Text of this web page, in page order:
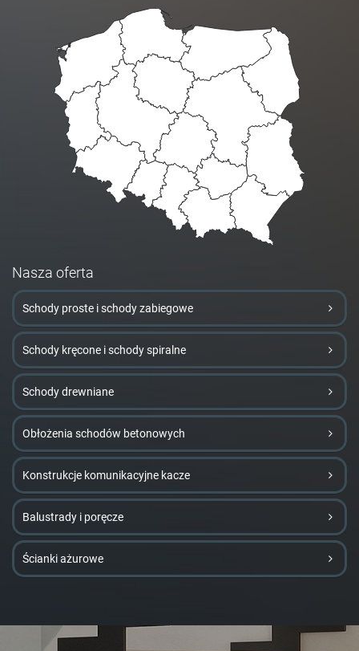
Nasza oferta
Schody proste i schody zabiegowe
Schody kręcone i schody spiralne
Schody drewniane
Obłożenia schodów betonowych
Konstrukcje komunikacyjne kacze
Balustrady i poręcze
Ścianki ażurowe